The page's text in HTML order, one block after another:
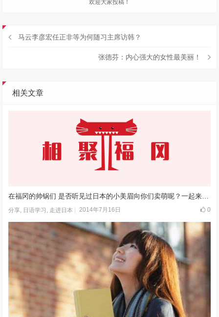
欢迎大家投稿！
马云李彦宏任正非等为何随习主席访韩？
张德芬：内心强大的女性最美丽！
相关文章
分享, 日语学习 , 走进日本 2014年7月16日 0